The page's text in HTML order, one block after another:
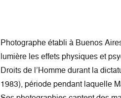
Photographe établi à Buenos
lumière les effets physiques et
Droits de l’Homme durant la
1983), période pendant laquelle